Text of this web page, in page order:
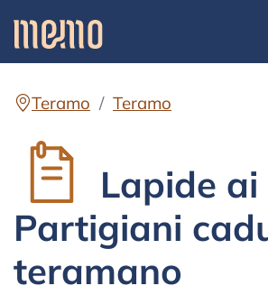
Teramo Teramo
Lapide ai
Partigiani
teramano